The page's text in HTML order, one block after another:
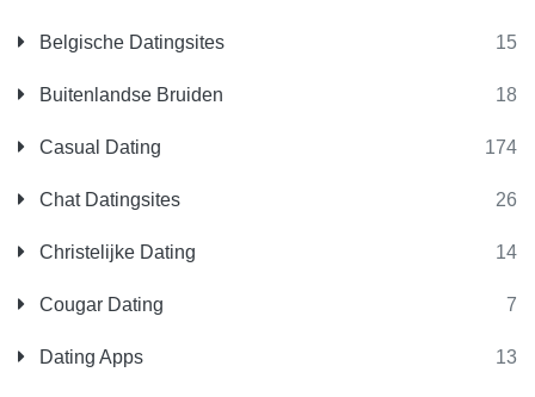
Belgische Datingsites 15
Buitenlandse Bruiden 18
Casual Dating 174
Chat Datingsites 26
Christelijke Dating 14
Cougar Dating 7
Dating Apps 13